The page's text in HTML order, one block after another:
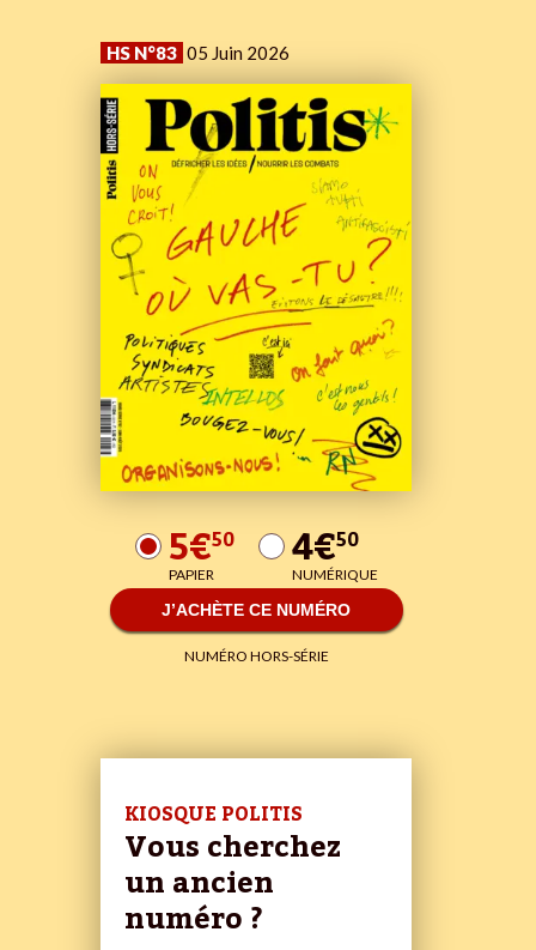
HS N°83 05 Juin 2026
5€50
PAPIER 4€50
NUMÉRIQUE
J’ACHÈTE CE NUMÉRO
NUMÉRO HORS-SÉRIE
KIOSQUE POLITIS
Vous cherchez
un ancien
numéro ?